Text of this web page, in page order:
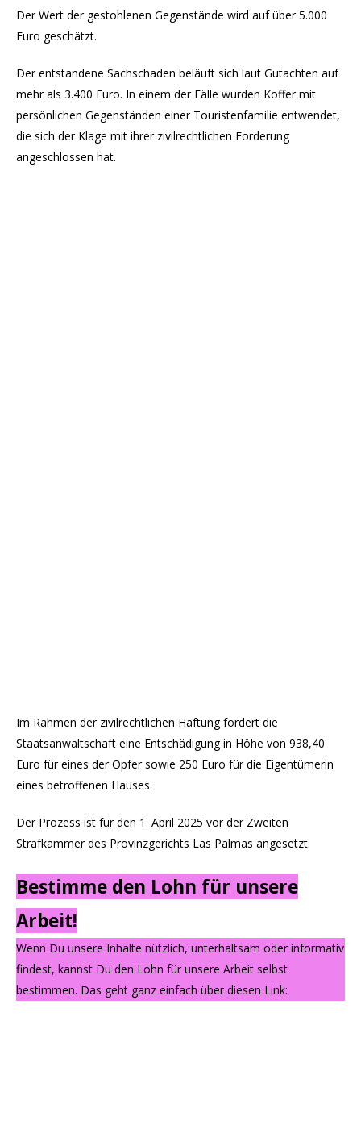
Der Wert der gestohlenen Gegenstände wird auf über 5.000
Euro geschätzt.
Der entstandene Sachschaden beläuft sich laut Gutachten auf
mehr als 3.400 Euro. In einem der Fälle wurden Koffer mit
persönlichen Gegenständen einer Touristenfamilie entwendet,
die sich der Klage mit ihrer zivilrechtlichen Forderung
angeschlossen hat.
Im Rahmen der zivilrechtlichen Haftung fordert die
Staatsanwaltschaft eine Entschädigung in Höhe von 938,40
Euro für eines der Opfer sowie 250 Euro für die Eigentümerin
eines betroffenen Hauses.
Der Prozess ist für den 1. April 2025 vor der Zweiten
Strafkammer des Provinzgerichts Las Palmas angesetzt.
Bestimme den Lohn für unsere
Arbeit!
Wenn Du unsere Inhalte nützlich, unterhaltsam oder informativ
findest, kannst Du den Lohn für unsere Arbeit selbst
bestimmen. Das geht ganz einfach über diesen Link: